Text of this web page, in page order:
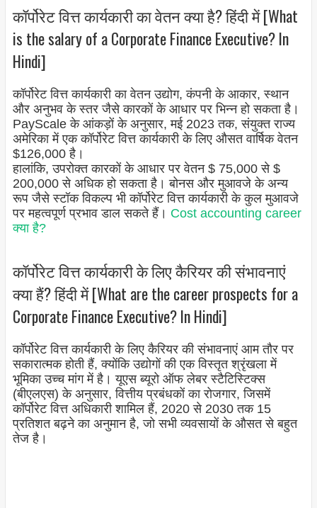
कॉर्पोरेट वित्त कार्यकारी का वेतन क्या है? हिंदी में [What
is the salary of a Corporate Finance Executive? In
Hindi]
कॉर्पोरेट वित्त कार्यकारी का वेतन उद्योग, कंपनी के आकार, स्थान
और अनुभव के स्तर जैसे कारकों के आधार पर भिन्न हो सकता है।
PayScale के आंकड़ों के अनुसार, मई 2023 तक, संयुक्त राज्य
अमेरिका में एक कॉर्पोरेट वित्त कार्यकारी के लिए औसत वार्षिक वेतन
$126,000 है।
हालांकि, उपरोक्त कारकों के आधार पर वेतन $ 75,000 से $
200,000 से अधिक हो सकता है। बोनस और मुआवजे के अन्य
रूप जैसे स्टॉक विकल्प भी कॉर्पोरेट वित्त कार्यकारी के कुल मुआवजे
पर महत्वपूर्ण प्रभाव डाल सकते हैं। Cost accounting career
क्या है?
कॉर्पोरेट वित्त कार्यकारी के लिए कैरियर की संभावनाएं
क्या हैं? हिंदी में [What are the career prospects for a
Corporate Finance Executive? In Hindi]
कॉर्पोरेट वित्त कार्यकारी के लिए कैरियर की संभावनाएं आम तौर पर
सकारात्मक होती हैं, क्योंकि उद्योगों की एक विस्तृत श्रृंखला में
भूमिका उच्च मांग में है। यूएस ब्यूरो ऑफ लेबर स्टैटिस्टिक्स
(बीएलएस) के अनुसार, वित्तीय प्रबंधकों का रोजगार, जिसमें
कॉर्पोरेट वित्त अधिकारी शामिल हैं, 2020 से 2030 तक 15
प्रतिशत बढ़ने का अनुमान है, जो सभी व्यवसायों के औसत से बहुत
तेज है।